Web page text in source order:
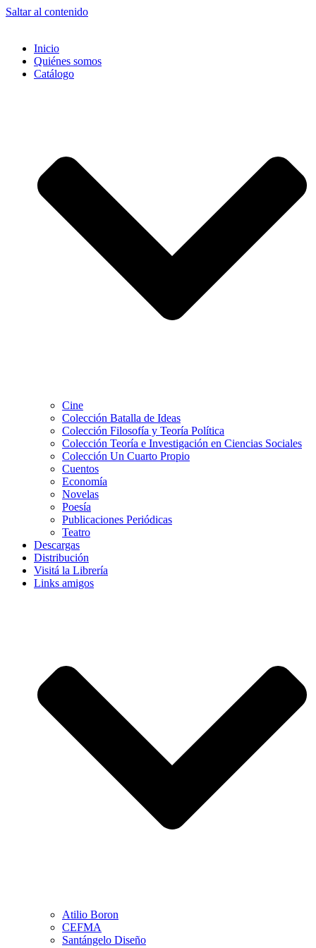
Saltar al contenido
Inicio
Quiénes somos
Catálogo
Cine
Colección Batalla de Ideas
Colección Filosofía y Teoría Política
Colección Teoría e Investigación en Ciencias Sociales
Colección Un Cuarto Propio
Cuentos
Economía
Novelas
Poesía
Publicaciones Periódicas
Teatro
Descargas
Distribución
Visitá la Librería
Links amigos
Atilio Boron
CEFMA
Santángelo Diseño